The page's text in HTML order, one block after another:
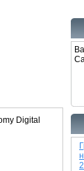
Digital